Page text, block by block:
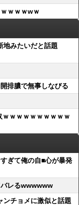
ｗｗｗwｗ
地みたいだと話題
排膿で無事しなびる
ｗｗｗｗｗｗｗｗｗｗ
ぎて俺の自■心が暴発
バレるwwwwww
ンチョメに激似と話題